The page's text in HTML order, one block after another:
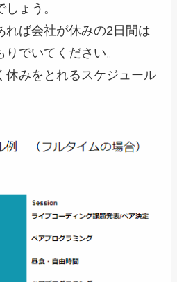
ょう。
れば会社が休みの2日間は
でいてください。
休みをとれるスケジュール